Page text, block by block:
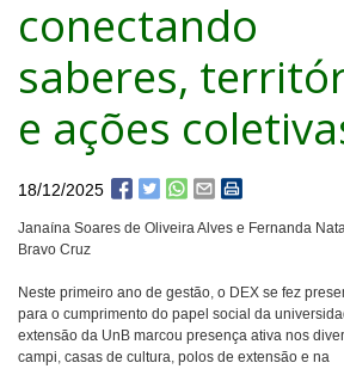
conectando
saberes,
e ações
18/12/2025
Janaína Soares de Oliveira Alves e Fernanda
Bravo Cruz
Neste primeiro ano de gestão, o DEX se fez
para o cumprimento do papel social da
extensão da UnB marcou presença ativa nos
campi, casas de cultura, polos de extensão e na